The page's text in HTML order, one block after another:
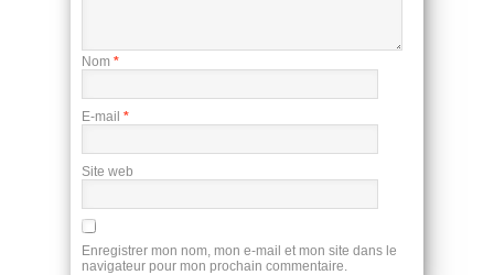
Nom *
E-mail *
Site web
Enregistrer mon nom, mon e-mail et mon site dans le
navigateur pour mon prochain commentaire.